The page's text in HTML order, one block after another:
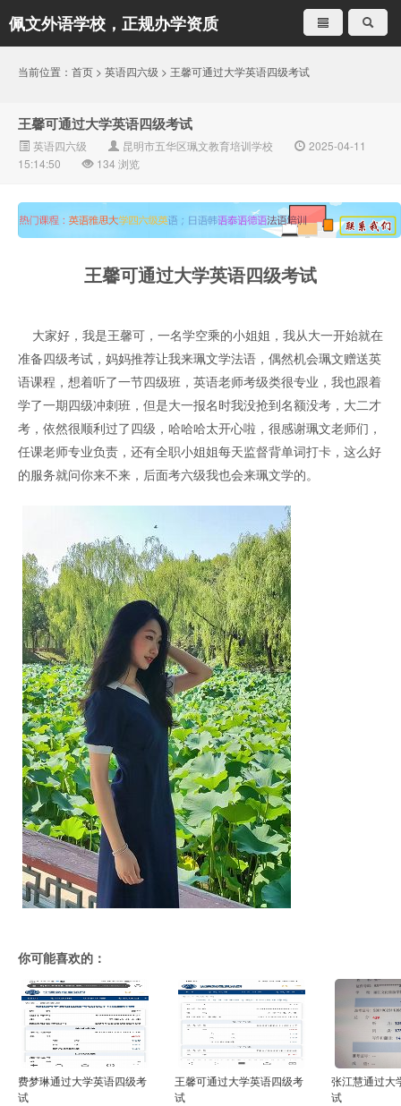
佩文外语学校，正规办学资质
就是不一样
当前位置： 首页 > 英语四六级 > 王馨可通过大学英语四级考试
王馨可通过大学英语四级考试
英语四六级 昆明市五华区珮文教育培训学校
2025-04-11
15:14:50
134 浏览
王馨可通过大学英语四级考试
大家好 ， 我是王馨可，一名学空乘的小姐姐，我从大一开始就在
准备四级考试，妈妈推荐让我来珮文学法语，偶然机会珮文赠送英
语课程，想着听了一节四级班，英语老师考级类很专业，我也跟着
学了一期四级冲刺班，但是大一报名时我没抢到名额没考，大二才
考，依然很顺利过了四级，哈哈哈太开心啦，很感谢珮文老师们，
任课老师专业负责，还有全职小姐姐每天监督背单词打卡，这么好
的服务就问你来不来，后面考六级我也会来珮文学的。
你可能喜欢的：
费梦琳通过大学英语四级考
试
王馨可通过大学英语四级考
试
张江慧通过大
试